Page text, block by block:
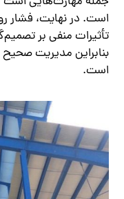
است. در نهایت، فشار
تأثیرات منفی بر
بنابراین مدیریت
است.